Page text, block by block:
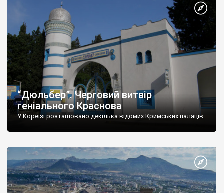
“Дюльбер”. Черговий витвір
геніального Краснова
У Кореїзі розташовано декілька відомих Кримських палаців.